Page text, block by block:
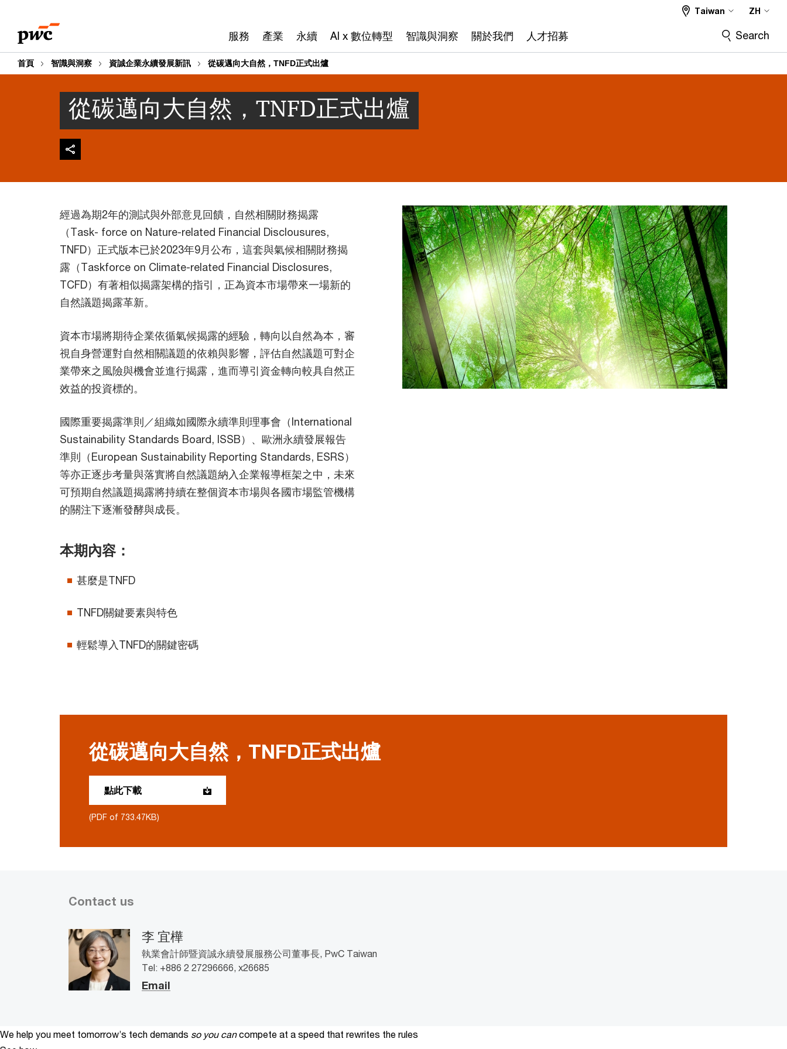
content
footer
服務 產業 永續 AI x 數位轉型 智識與洞察 關於我們 人才招募
Taiwan ZH
Search
首頁 智識與洞察 資誠企業永續發展新訊 從碳邁向大自然，TNFD正式出爐
從碳邁向大自然，TNFD正式出爐
經過為期2年的測試與外部意見回饋，自然相關財務揭露
（Task- force on Nature-related Financial Disclousures,
TNFD）正式版本已於2023年9月公布，這套與氣候相關財務揭
露（Taskforce on Climate-related Financial Disclosures,
TCFD）有著相似揭露架構的指引，正為資本市場帶來一場新的
自然議題揭露革新。
資本市場將期待企業依循氣候揭露的經驗，轉向以自然為本，審
視自身營運對自然相關議題的依賴與影響，評估自然議題可對企
業帶來之風險與機會並進行揭露，進而導引資金轉向較具自然正
效益的投資標的。
國際重要揭露準則／組織如國際永續準則理事會（International
Sustainability Standards Board, ISSB）、歐洲永續發展報告
準則（European Sustainability Reporting Standards, ESRS）
等亦正逐步考量與落實將自然議題納入企業報導框架之中，未來
可預期自然議題揭露將持續在整個資本市場與各國市場監管機構
的關注下逐漸發酵與成長。
本期內容：
甚麼是TNFD
TNFD關鍵要素與特色
輕鬆導入TNFD的關鍵密碼
從碳邁向大自然，TNFD正式出爐
點此下載
(PDF of 733.47KB)
Contact us
李 宜樺
執業會計師暨資誠永續發展服務公司董事長, PwC Taiwan
Tel: +886 2 27296666, x26685
Email
We help you meet tomorrow’s tech demands so you can compete at a speed that rewrites the rules